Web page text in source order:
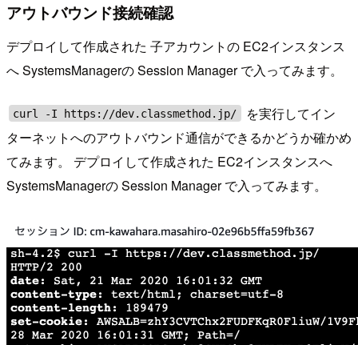
アウトバウンド接続確認
デプロイして作成された 子アカウントの EC2インスタンス
へ SystemsManagerの Session Manager で入ってみます。
curl -I https://dev.classmethod.jp/
を実行してイン
ターネットへのアウトバウンド通信ができるかどうか確かめ
てみます。 デプロイして作成された EC2インスタンスへ
SystemsManagerの Session Manager で入ってみます。